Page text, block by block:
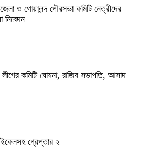
ও গোয়ালন্দ পৌরসভা কমিটি নেত্রীদের
নিবেদন
লীগের কমিটি ঘোষনা, রাজিব সভাপতি, আসাদ
গ্রেপ্তার ২